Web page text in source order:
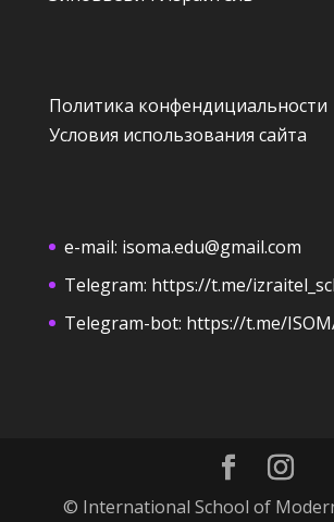
Политика конфендициальности
Условия использования сайта
e-mail: isoma.edu@gmail.com
Telegram: https://t.me/
Telegram-bot: https://t.me/
© International School of